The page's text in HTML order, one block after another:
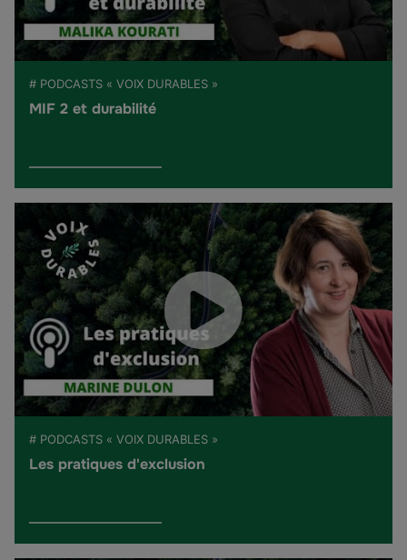
# PODCASTS « VOIX DURABLES »
MIF 2 et durabilité
# PODCASTS « VOIX DURABLES »
Les pratiques d'exclusion